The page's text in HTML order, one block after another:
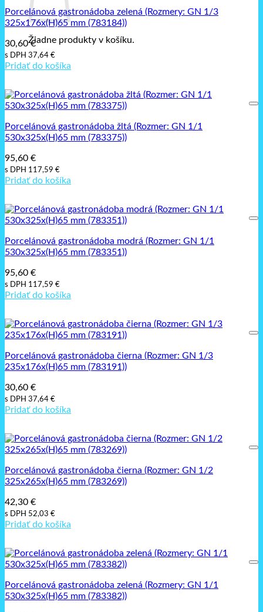
Žiadne produkty v košíku.
(783061))
Porcelánová gastronádoba zelená (Rozmery: GN 1/3
325x176x(H)65 mm (783184))
30,60€
s DPH 37,64 €
Pridať do košíka
Porcelánová gastronádoba žltá (Rozmer: GN 1/1
530x325x(H)65 mm (783375))
95,60 €
s DPH 117,59 €
Pridať do košíka
Porcelánová gastronádoba modrá (Rozmer: GN 1/1
530x325x(H)65 mm (783351))
95,60 €
s DPH 117,59 €
Pridať do košíka
Porcelánová gastronádoba čierna (Rozmer: GN 1/3
235x176x(H)65 mm (783191))
30,60 €
s DPH 37,64 €
Pridať do košíka
Porcelánová gastronádoba čierna (Rozmer: GN 1/2
325x265x(H)65 mm (783269))
42,30 €
s DPH 52,03 €
Pridať do košíka
Porcelánová gastronádoba zelená (Rozmery: GN 1/1
530x325x(H)65 mm (783382))